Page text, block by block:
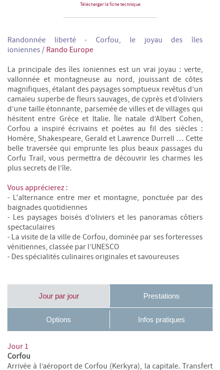
Télécharger la fiche technique
Randonnée liberté - Corfou, le joyau des îles
ioniennes / Rando Europe
La principale des îles ioniennes est un vrai joyau : verte,
vallonnée et montagneuse au nord, jouissant de côtes
magnifiques, étalant des paysages somptueux revêtus d’un
camaïeu superbe de fleurs sauvages, de cyprès et d’oliviers
d’une taille étonnante, parsemée de villes et de villages qui
hésitent entre Grèce et Italie. Île natale d’Albert Cohen,
Corfou a inspiré écrivains et poètes au fil des siècles :
Homère, Shakespeare, Gerald et Lawrence Durrell … Cette
belle traversée qui emprunte les plus beaux passages du
Corfu Trail, vous permettra de découvrir les charmes les
plus secrets de l’île.
Vous apprécierez :
- L'alternance entre mer et montagne, ponctuée par des
baignades quotidiennes
- Les paysages boisés d’oliviers et les panoramas côtiers
spectaculaires
- La visite de la ville de Corfou, dominée par ses forteresses
vénitiennes, classée par l’UNESCO
- Des spécialités culinaires originales et savoureuses
Jour par jour Prestations
Options Infos pratiques
Jour 1
Corfou
Arrivée à l’aéroport de Corfou (Kerkyra), la capitale. Transfert